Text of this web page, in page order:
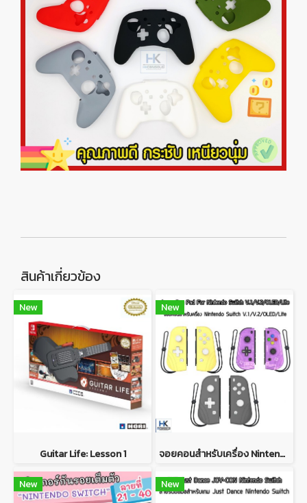
สินค้าเกี่ยวข้อง
New
Guitar Life: Lesson 1
New
จอยคอนสำหรับเครื่อง Nintendo Switch V.1/V.2/OLED/Lite Joy Con Pad For Nintendo Switch V.1/V.2/OLED/Lite
New New